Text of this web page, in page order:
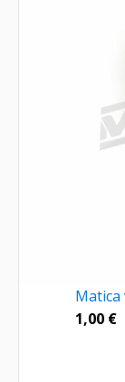
Matica
1,00 €